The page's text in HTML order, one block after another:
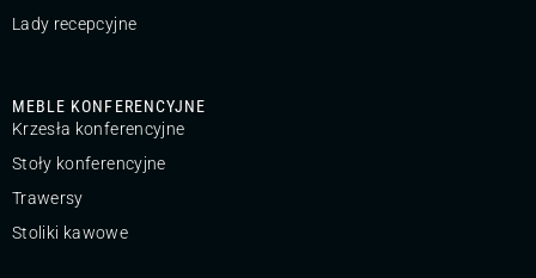
Lady recepcyjne
MEBLE KONFERENCYJNE
Krzesła konferencyjne
Stoły konferencyjne
Trawersy
Stoliki kawowe